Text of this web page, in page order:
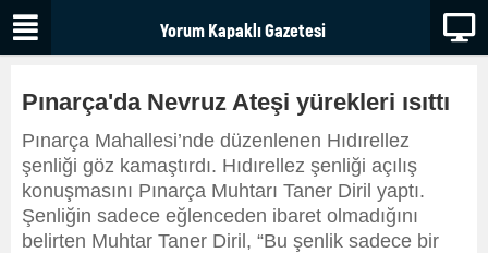
Pınarça'da Nevruz Ateşi yürekleri ısıttı
Pınarça Mahallesi’nde düzenlenen Hıdırellez
şenliği göz kamaştırdı. Hıdırellez şenliği açılış
konuşmasını Pınarça Muhtarı Taner Diril yaptı.
Şenliğin sadece eğlenceden ibaret olmadığını
belirten Muhtar Taner Diril, “Bu şenlik sadece bir